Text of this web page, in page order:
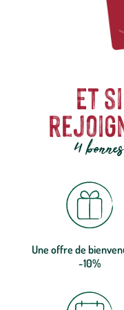
Et
4
Une offre de
-10%